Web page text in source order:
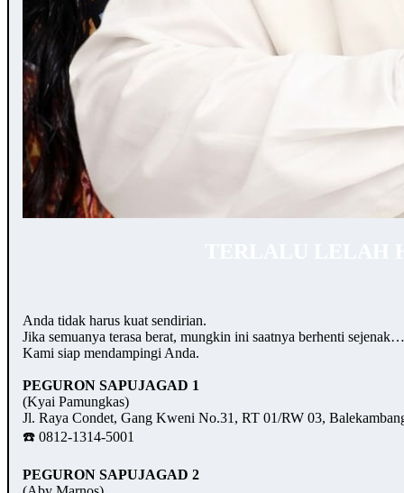
Anda tidak harus kuat sendirian.
Jika semuanya terasa berat, mungkin ini saatnya berhenti
Kami siap mendampingi Anda.
PEGURON SAPUJAGAD 1
(Kyai Pamungkas)
Jl. Raya Condet, Gang Kweni No.31, RT 01/RW 03,
☎️ 0812-1314-5001
PEGURON SAPUJAGAD 2